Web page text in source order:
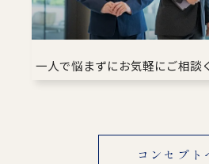
一人で悩まずにお気軽にご相談
コンセプト